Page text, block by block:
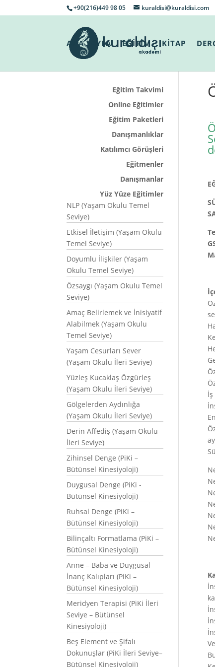
+90(216)449 98 05 kuraldisi@kuraldisi.com
ANA SAYFA EĞİTİM KİTAP
Eğitim Takvimi
Online Eğitimler
Eğitim Paketleri
Danışmanlıklar
Katılımcı Görüşleri
Eğitmenler
Danışmanlar
Yüz Yüze Eğitimler
NLP (Yaşam Okulu Temel
Seviye)
Etkisel İletişim (Yaşam Okulu
Temel Seviye)
Doyumlu İlişkiler (Yaşam
Okulu Temel Seviye)
Özsaygı (Yaşam Okulu Temel
Seviye)
Amaç Belirlemek ve İnisiyatif
Alabilmek (Yaşam Okulu
Temel Seviye)
Yaşam Cesurları Sever
(Yaşam Okulu İleri Seviye)
Yüzleş Kucaklaş Özgürleş
(Yaşam Okulu İleri Seviye)
Gölgelerden Aydınlığa
(Yaşam Okulu İleri Seviye)
Derin Affediş (Yaşam Okulu
İleri Seviye)
Zihinsel Denge (PiKi –
Bütünsel Kinesiyoloji)
Duygusal Denge (PiKi -
Bütünsel Kinesiyoloji)
Ruhsal Denge (PiKi –
Bütünsel Kinesiyoloji)
Bilinçaltı Formatlama (PiKi –
Bütünsel Kinesiyoloji)
Anne – Baba ve Duygusal
İnanç Kalıpları (PiKi –
Bütünsel Kinesiyoloji)
Meridyen Terapisi (PiKi İleri
Seviye – Bütünsel
Kinesiyoloji)
Beş Element ve Şifalı
Dokunuşlar (PiKi İleri Seviye–
Bütünsel Kinesiyoloji)